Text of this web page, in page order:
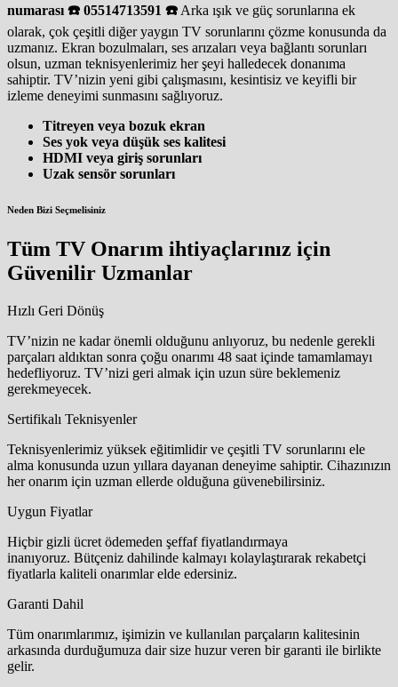
numarası ☎️ 05514713591 ☎️ Arka ışık ve güç sorunlarına ek
olarak, çok çeşitli diğer yaygın TV sorunlarını çözme konusunda da
uzmanız. Ekran bozulmaları, ses arızaları veya bağlantı sorunları
olsun, uzman teknisyenlerimiz her şeyi halledecek donanıma
sahiptir. TV’nizin yeni gibi çalışmasını, kesintisiz ve keyifli bir
izleme deneyimi sunmasını sağlıyoruz.
Titreyen veya bozuk ekran
Ses yok veya düşük ses kalitesi
HDMI veya giriş sorunları
Uzak sensör sorunları
Neden Bizi Seçmelisiniz
Tüm TV Onarım ihtiyaçlarınız için
Güvenilir Uzmanlar
Hızlı Geri Dönüş
TV’nizin ne kadar önemli olduğunu anlıyoruz, bu nedenle gerekli
parçaları aldıktan sonra çoğu onarımı 48 saat içinde tamamlamayı
hedefliyoruz. TV’nizi geri almak için uzun süre beklemeniz
gerekmeyecek.
Sertifikalı Teknisyenler
Teknisyenlerimiz yüksek eğitimlidir ve çeşitli TV sorunlarını ele
alma konusunda uzun yıllara dayanan deneyime sahiptir. Cihazınızın
her onarım için uzman ellerde olduğuna güvenebilirsiniz.
Uygun Fiyatlar
Hiçbir gizli ücret ödemeden şeffaf fiyatlandırmaya
inanıyoruz. Bütçeniz dahilinde kalmayı kolaylaştırarak rekabetçi
fiyatlarla kaliteli onarımlar elde edersiniz.
Garanti Dahil
Tüm onarımlarımız, işimizin ve kullanılan parçaların kalitesinin
arkasında durduğumuza dair size huzur veren bir garanti ile birlikte
gelir.